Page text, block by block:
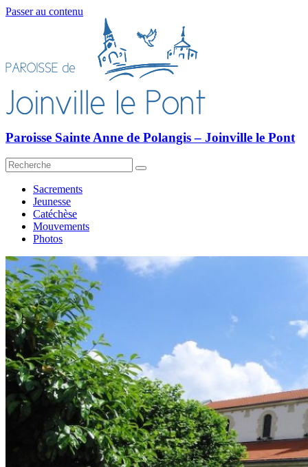
Passer au contenu
Paroisse Sainte Anne de Polangis – Joinville le Pont
Sacrements
Jeunesse
Catéchèse
Mouvements
Photos